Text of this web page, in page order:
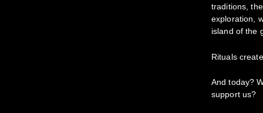
traditions,
exploration,
island of the
Rituals
And today?
support us?